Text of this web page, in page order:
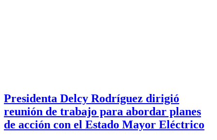
Presidenta Delcy Rodríguez dirigió
reunión de trabajo para abordar planes
de acción con el Estado Mayor Eléctrico